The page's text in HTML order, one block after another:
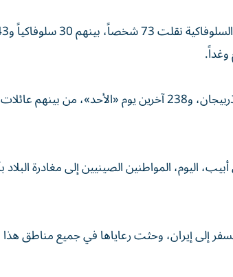
وغداً.
وأجلت روسيا يوم السبت الماضي 86 من مواطنيها المقيمين في إيران إلى أذربيجان، و238 آخرين يوم «الأحد»، من بينهم عائلات
اليوم، المواطنين الصينيين إلى مغادرة البلاد
إلى إيران، وحثت رعاياها في جميع مناطق هذا